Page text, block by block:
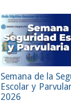
Semana de la
Escolar y
2026